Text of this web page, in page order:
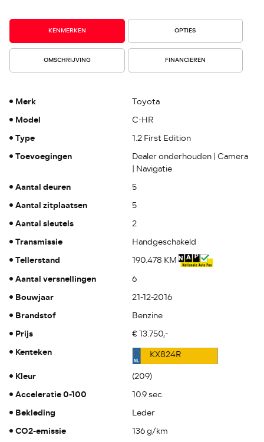
KENMERKEN OPTIES
OMSCHRIJVING FINANCIEREN
Merk Toyota
Model C-HR
Type 1.2 First Edition
Toevoegingen
Dealer onderhouden | Camera
| Navigatie
Aantal deuren 5
Aantal zitplaatsen 5
Aantal sleutels 2
Transmissie Handgeschakeld
Tellerstand 190.478 KM
Aantal versnellingen 6
Bouwjaar 21-12-2016
Brandstof Benzine
Prijs € 13.750,-
Kenteken KX824R
Kleur (209)
Acceleratie 0-100 10.9 sec.
Bekleding Leder
CO2-emissie 136 g/km